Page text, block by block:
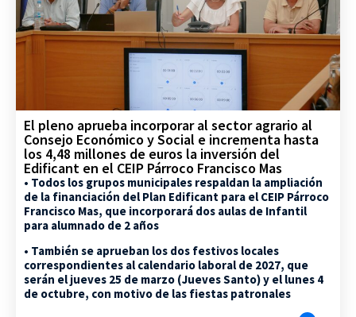
El pleno aprueba incorporar al sector agrario al
Consejo Económico y Social e incrementa hasta
los 4,48 millones de euros la inversión del
Edificant en el CEIP Párroco Francisco Mas
• Todos los grupos municipales respaldan la ampliación
de la financiación del Plan Edificant para el CEIP Párroco
Francisco Mas, que incorporará dos aulas de Infantil
para alumnado de 2 años
• También se aprueban los dos festivos locales
correspondientes al calendario laboral de 2027, que
serán el jueves 25 de marzo (Jueves Santo) y el lunes 4
de octubre, con motivo de las fiestas patronales